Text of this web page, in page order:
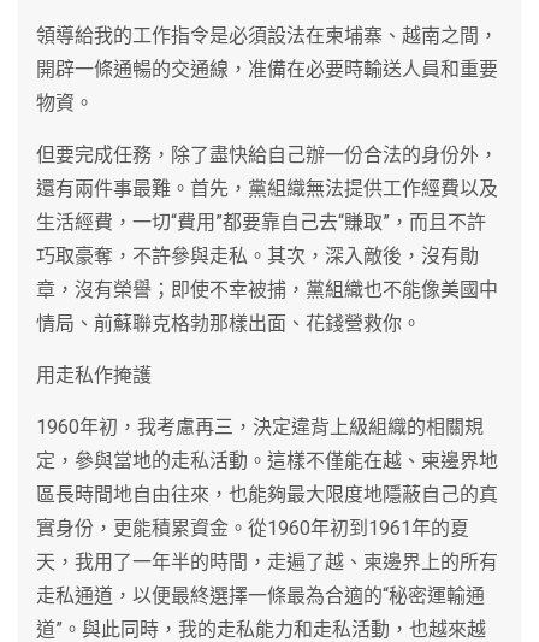
領導給我的工作指令是必須設法在柬埔寨、越南之間，
開辟一條通暢的交通線，准備在必要時輸送人員和重要
物資。
但要完成任務，除了盡快給自己辦一份合法的身份外，
還有兩件事最難。首先，黨組織無法提供工作經費以及
生活經費，一切“費用”都要靠自己去“賺取”，而且不許
巧取豪奪，不許參與走私。其次，深入敵後，沒有勛
章，沒有榮譽；即使不幸被捕，黨組織也不能像美國中
情局、前蘇聯克格勃那樣出面、花錢營救你。
用走私作掩護
1960年初，我考慮再三，決定違背上級組織的相關規
定，參與當地的走私活動。這樣不僅能在越、柬邊界地
區長時間地自由往來，也能夠最大限度地隱蔽自己的真
實身份，更能積累資金。從1960年初到1961年的夏
天，我用了一年半的時間，走遍了越、柬邊界上的所有
走私通道，以便最終選擇一條最為合適的“秘密運輸通
道”。與此同時，我的走私能力和走私活動，也越來越